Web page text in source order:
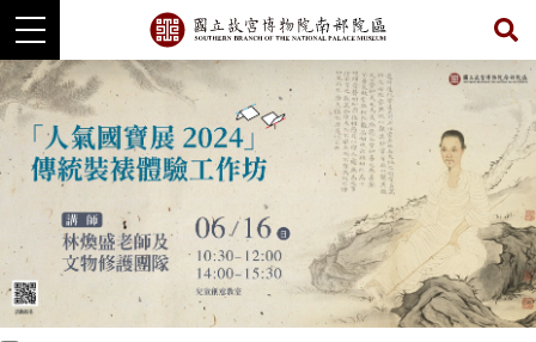
跳
到
主
要
容